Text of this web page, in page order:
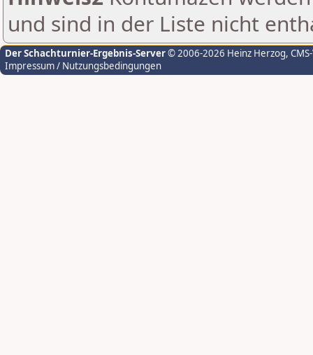
und sind in der Liste nicht
Der Schachturnier-Ergebnis-Server© 2006-2026 Heinz Herzog,
Impressum / Nutzungsbedingungen